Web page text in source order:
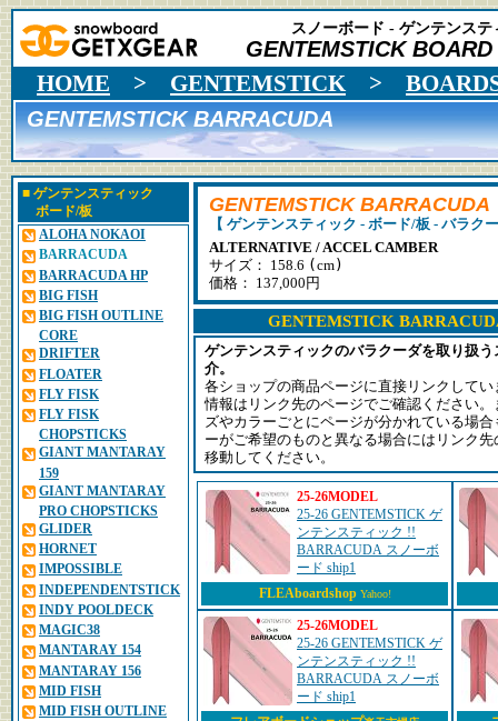
スノーボード - ゲンテンス
GENTEMSTICK BOARD
HOME > GENTEMSTICK>
GENTEMSTICK BARRACUDA
■ ゲンテンスティック
ボード/板
ALOHA NOKAOI
BARRACUDA
BARRACUDA HP
BIG FISH
BIG FISH OUTLINE
CORE
DRIFTER
FLOATER
FLY FISK
FLY FISK
CHOPSTICKS
GIANT MANTARAY
159
GIANT MANTARAY
PRO CHOPSTICKS
GLIDER
HORNET
IMPOSSIBLE
INDEPENDENTSTICK
INDY POOLDECK
MAGIC38
MANTARAY 154
MANTARAY 156
MID FISH
MID FISH OUTLINE
GENTEMSTICK BARRACUDA
【 ゲンテンスティック - ボード/板 - バラク
ALTERNATIVE / ACCEL CAMBER
サイズ： 158.6 ( cm)
価格： 137,000円
GENTEMSTICK
ゲンテンスティックのバラクーダを取り扱
介。
各ショップの商品ページに直接リンクして
情報はリンク先のページでご確認ください
ズやカラーごとにページが分かれている場
ーがご希望のものと異なる場合にはリンク
移動してください。
25-26MODEL
25-26 GENTEMSTICK ゲ
ンテンスティック !!
BARRACUDA スノーボ
ード ship1
FLEAboardshop Yahoo!
25-26MODEL
25-26 GENTEMSTICK ゲ
ンテンスティック !!
BARRACUDA スノーボ
ード ship1